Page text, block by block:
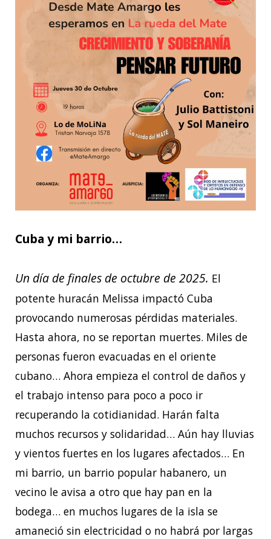
Cuba y mi barrio…
Un día de finales de octubre de 2025. El
potente huracán Melissa impactó Cuba
provocando numerosas pérdidas materiales.
Hasta ahora, no se reportan muertes. Miles de
personas fueron evacuadas en el oriente
cubano… Ahora empieza el control de daños y
el trabajo intenso para poco a poco ir
recuperando la cotidianidad. Harán falta
muchos recursos y solidaridad… Aún hay lluvias
y vientos fuertes en los lugares afectados… En
mi barrio, un barrio popular habanero, un
vecino le avisa a otro que hay pan en la
bodega… en muchos lugares de la isla se
amaneció sin electricidad o no habrá por largas